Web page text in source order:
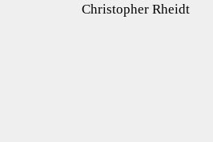
Christopher Rheidt